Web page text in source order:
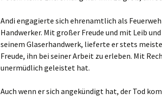
Andi engagierte sich ehrenamtlich als
Handwerker. Mit großer Freude und mit Leib
seinem Glaserhandwerk, lieferte er stets
Freude, ihn bei seiner Arbeit zu erleben. Mit
unermüdlich geleistet hat.
Auch wenn er sich angekündigt hat, der Tod